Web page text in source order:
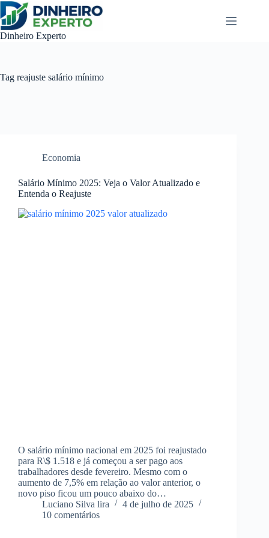
Pular
para
o
conteúdo
Dinheiro Experto
Tag reajuste salário mínimo
Economia
Salário Mínimo 2025: Veja o Valor Atualizado e
Entenda o Reajuste
O salário mínimo nacional em 2025 foi reajustado
para R\$ 1.518 e já começou a ser pago aos
trabalhadores desde fevereiro. Mesmo com o
aumento de 7,5% em relação ao valor anterior, o
novo piso ficou um pouco abaixo do…
Luciano Silva lira
4 de julho de 2025
10 comentários